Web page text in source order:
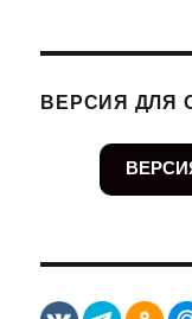
ВЕРСИЯ ДЛЯ